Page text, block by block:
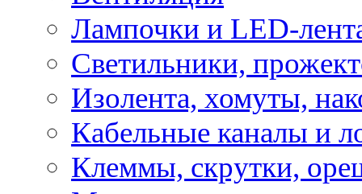
Лампочки и LED-
Светильники,
Изолента, хомуты,
Кабельные каналы и
Клеммы, скрутки,